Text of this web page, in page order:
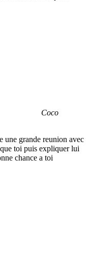
Coco
une grande reunion avec
toi puis expliquer lui
chance a toi